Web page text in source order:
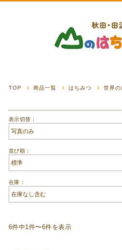
TOP 商品一覧 はちみつ 世界の
表示切替：
並び順：
在庫：
6件中1件〜6件を表示